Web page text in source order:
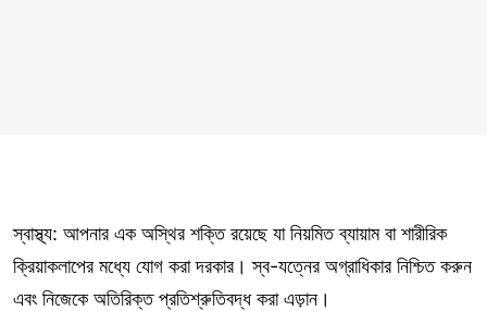
স্বাস্থ্য: আপনার এক অস্থির শক্তি রয়েছে যা নিয়মিত ব্যায়াম বা শারীরিক
ক্রিয়াকলাপের মধ্যে যোগ করা দরকার। স্ব-যত্নের অগ্রাধিকার নিশ্চিত করুন
এবং নিজেকে অতিরিক্ত প্রতিশ্রুতিবদ্ধ করা এড়ান।